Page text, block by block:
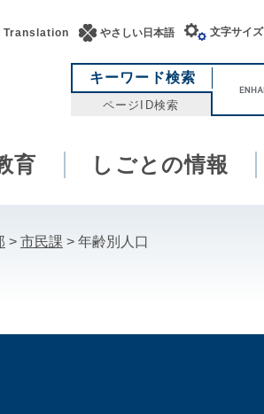
Translation やさしい日本語 文字サイズ
キーワード検索
ページID検索
ワ
ド
索
育 しごとの情報
> 市民課 > 年齢別人口